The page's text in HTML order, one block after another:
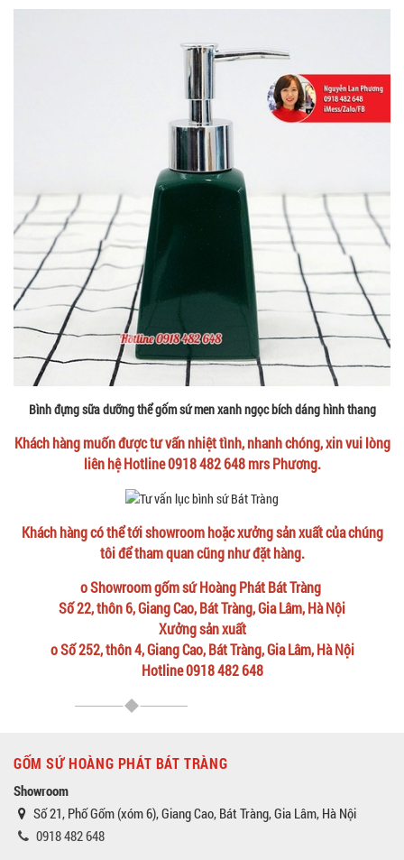
Bình đựng sữa dưỡng thể gốm sứ men xanh ngọc bích dáng hình thang
Khách hàng muốn được tư vấn nhiệt tình, nhanh chóng, xin vui lòng
liên hệ Hotline 0918 482 648 mrs Phương.
Khách hàng có thể tới showroom hoặc xưởng sản xuất của chúng
tôi để tham quan cũng như đặt hàng.
o Showroom gốm sứ Hoàng Phát Bát Tràng
Số 22, thôn 6, Giang Cao, Bát Tràng, Gia Lâm, Hà Nội
Xưởng sản xuất
o Số 252, thôn 4, Giang Cao, Bát Tràng, Gia Lâm, Hà Nội
Hotline 0918 482 648
GỐM SỨ HOÀNG PHÁT BÁT TRÀNG
Showroom
Số 21, Phố Gốm (xóm 6), Giang Cao, Bát Tràng, Gia Lâm, Hà Nội
0918 482 648